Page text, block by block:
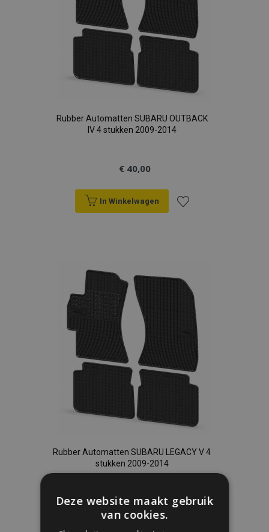
Rubber Automatten SUBARU OUTBACK
IV 4 stukken 2009-2014
€ 40,00
In Winkelwagen
verlanglijst
Rubber Automatten SUBARU LEGACY V 4
stukken 2009-2014
€ 40,00
Deze website maakt gebruik
van cookies.